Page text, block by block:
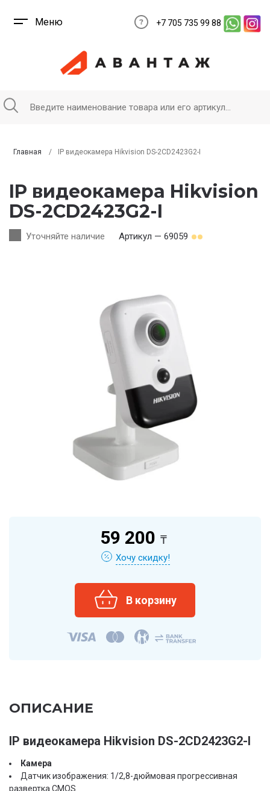
Меню +7 705 735 99 88
Главная IP видеокамера Hikvision DS-2CD2423G2-I
IP видеокамера Hikvision
DS-2CD2423G2-I
Уточняйте наличие Артикул — 69059
59 200 ₸
Хочу скидку!
ОПИСАНИЕ
IP видеокамера Hikvision DS-2CD2423G2-I
Камера
Датчик изображения: 1/2,8-дюймовая прогрессивная
развертка CMOS